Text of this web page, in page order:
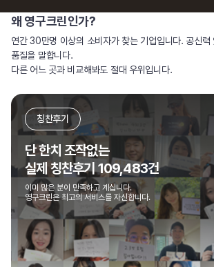
왜 영구크린인가?
연간 30만명 이상의 소비자가 찾는 기업입니다. 공신력
품질을 말합니다.
다른 어느 곳과 비교해봐도 절대 우위입니다.
칭찬후기
단 한치 조작없는
실제 칭찬후기 109,483건
이미 많은 분이 만족하고 계십니다.
영구크린은 최고의 서비스를 자신합니다.